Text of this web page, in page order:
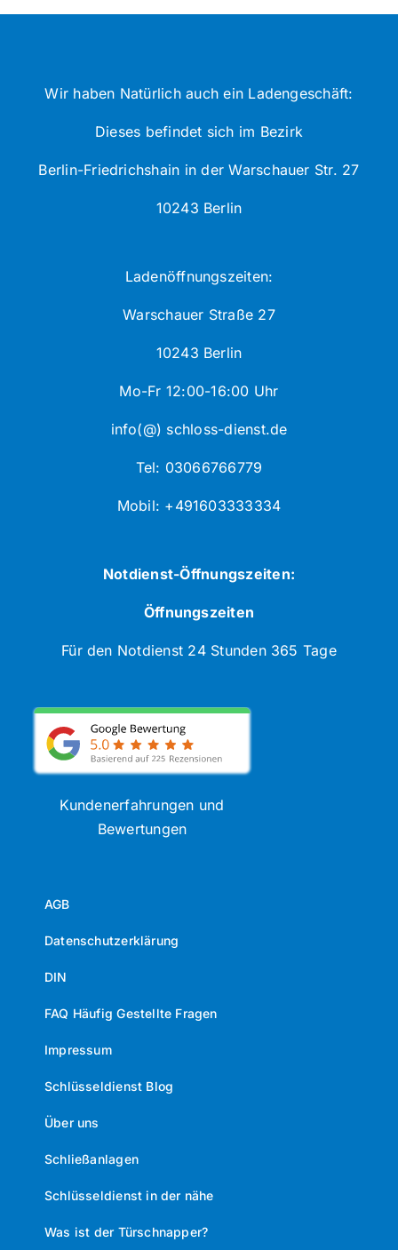
Wir haben Natürlich auch ein Ladengeschäft:
Dieses befindet sich im Bezirk
Berlin-Friedrichshain in der Warschauer Str. 27
10243 Berlin
Ladenöffnungszeiten:
Warschauer Straße 27
10243 Berlin
Mo-Fr 12:00-16:00 Uhr
info(@) schloss-dienst.de
Tel: 03066766779
Mobil: +491603333334
Notdienst-Öffnungszeiten:
Öffnungszeiten
Für den Notdienst 24 Stunden 365 Tage
Kundenerfahrungen und
Bewertungen
AGB
Datenschutzerklärung
DIN
FAQ Häufig Gestellte Fragen
Impressum
Schlüsseldienst Blog
Über uns
Schließanlagen
Schlüsseldienst in der nähe
Was ist der Türschnapper?